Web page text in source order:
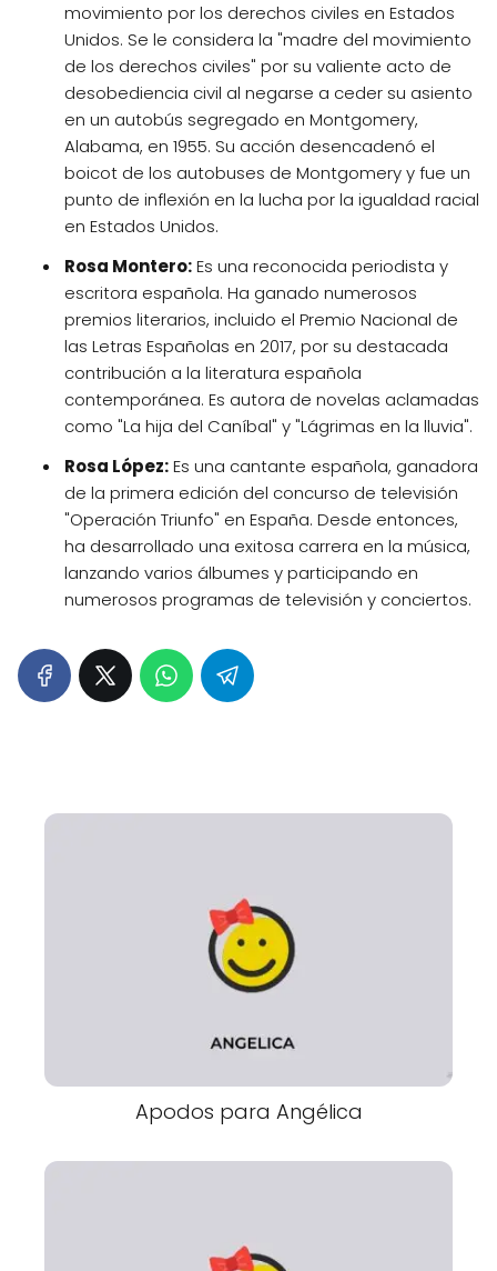
movimiento por los derechos civiles en Estados
Unidos. Se le considera la "madre del movimiento
de los derechos civiles" por su valiente acto de
desobediencia civil al negarse a ceder su asiento
en un autobús segregado en Montgomery,
Alabama, en 1955. Su acción desencadenó el
boicot de los autobuses de Montgomery y fue un
punto de inflexión en la lucha por la igualdad racial
en Estados Unidos.
Rosa Montero:Es una reconocida periodista y
escritora española. Ha ganado numerosos
premios literarios, incluido el Premio Nacional de
las Letras Españolas en 2017, por su destacada
contribución a la literatura española
contemporánea. Es autora de novelas aclamadas
como "La hija del Caníbal" y "Lágrimas en la lluvia".
Rosa López:Es una cantante española, ganadora
de la primera edición del concurso de televisión
"Operación Triunfo" en España. Desde entonces,
ha desarrollado una exitosa carrera en la música,
lanzando varios álbumes y participando en
numerosos programas de televisión y conciertos.
Apodos para Angélica